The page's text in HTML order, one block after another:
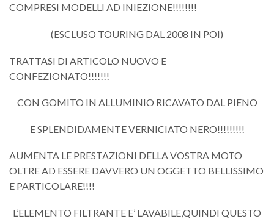
COMPRESI MODELLI AD INIEZIONE!!!!!!!!
(ESCLUSO TOURING DAL 2008 IN POI)
TRATTASI DI ARTICOLO NUOVO E
CONFEZIONATO!!!!!!!
CON GOMITO IN ALLUMINIO RICAVATO DAL PIENO
E SPLENDIDAMENTE VERNICIATO NERO!!!!!!!!!
AUMENTA LE PRESTAZIONI DELLA VOSTRA MOTO
OLTRE AD ESSERE DAVVERO UN OGGETTO BELLISSIMO
E PARTICOLARE!!!!
L’ELEMENTO FILTRANTE E’ LAVABILE,QUINDI QUESTO